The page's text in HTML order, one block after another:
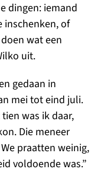
dingen: iemand
inschenken, of
wat een
uit.
gedaan in
mei tot eind juli.
was ik daar,
Die meneer
praatten weinig,
voldoende was.”